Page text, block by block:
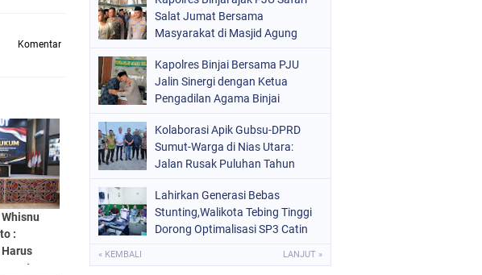
Komentar
:
Salat Jumat Bersama
Masyarakat di Masjid Agung
Kapolres Binjai Bersama PJU
Jalin Sinergi dengan Ketua
Pengadilan Agama Binjai
Kolaborasi Apik Gubsu-DPRD
Sumut-Warga di Nias Utara:
Jalan Rusak Puluhan Tahun
Lahirkan Generasi Bebas
Stunting,Walikota Tebing Tinggi
Dorong Optimalisasi SP3 Catin
« KEMBALI LANJUT »